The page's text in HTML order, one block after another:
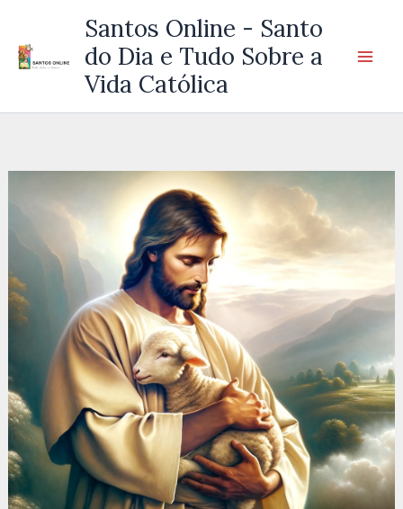
Santos Online - Santo
do Dia e Tudo Sobre a
Vida Católica